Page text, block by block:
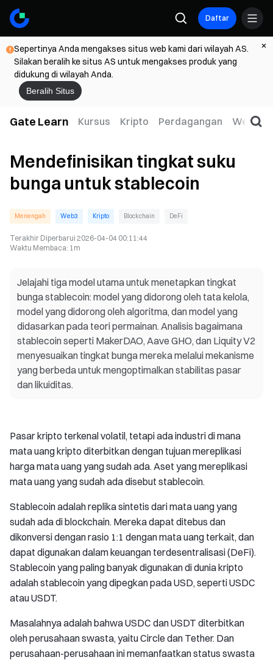
Daftar
Sepertinya Anda mengakses situs web kami dari wilayah AS.
Silakan beralih ke situs AS untuk mengakses produk yang
didukung di wilayah Anda.
Beralih Situs
Gate Learn Kursus Kripto Perdagangan Web3
Mendefinisikan tingkat suku
bunga untuk stablecoin
Menengah Web3 Kripto Blockchain DeFi
Terakhir Diperbarui 2026-04-04 00:11:44
Waktu Membaca: 1m
Jelajahi tiga model utama untuk menetapkan tingkat
bunga stablecoin: model yang didorong oleh tata kelola,
model yang didorong oleh algoritma, dan model yang
didasarkan pada teori permainan. Analisis bagaimana
stablecoin seperti MakerDAO, Aave GHO, dan Liquity V2
menyesuaikan tingkat bunga mereka melalui mekanisme
yang berbeda untuk mengoptimalkan stabilitas pasar
dan likuiditas.
Pasar kripto terkenal volatil, tetapi ada industri di mana
mata uang kripto diterbitkan dengan tujuan mereplikasi
harga mata uang yang sudah ada. Aset yang mereplikasi
mata uang yang sudah ada disebut stablecoin.
Stablecoin adalah replika sintetis dari mata uang yang
sudah ada di blockchain. Mereka dapat ditebus dan
dikonversi dengan rasio 1:1 dengan mata uang terkait, dan
dapat digunakan dalam keuangan terdesentralisasi (DeFi).
Stablecoin yang paling banyak digunakan di dunia kripto
adalah stablecoin yang dipegkan pada USD, seperti USDC
atau USDT.
Masalahnya adalah bahwa USDC dan USDT diterbitkan
oleh perusahaan swasta, yaitu Circle dan Tether. Dan
perusahaan-perusahaan ini memanfaatkan status swasta